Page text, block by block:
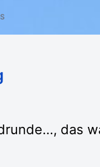
das